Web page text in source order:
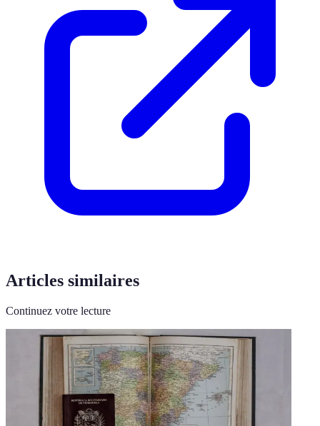
Articles similaires
Continuez votre lecture